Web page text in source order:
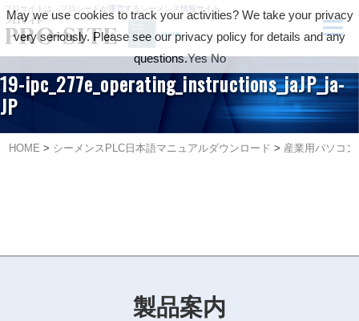
プロサイトは、プロシードが運営するシーメンス情報サイト
19-ipc_277e_operating_instructions_jaJP_ja-
JP
HOME > シーメンスPLC日本語マニュアルダウンロード > 産業用パソコ
製品案内
May we use cookies to track your activities? We take your privacy
very seriously. Please see our privacy policy for details and any
questions.Yes No